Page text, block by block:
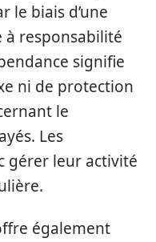
le biais d’une
responsabilité
signifie
ni de protection
le
Les
gérer leur activité
également